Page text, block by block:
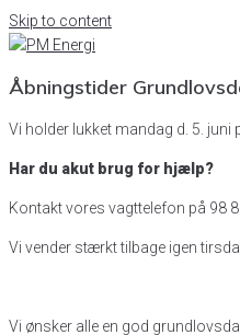
Skip to content
Åbningstider
Vi holder lukket mandag d. 5. juni
Har du akut brug for hjælp?
Kontakt vores vagttelefon på 98
Vi vender stærkt tilbage igen
Vi ønsker alle en god